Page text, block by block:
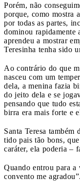
Porém, não
porque, como mostra
por todas as partes,
dominou rapidamente
aprendeu a mostrar
Teresinha tenha sido
Ao contrário do que
nasceu com um
dela, a menina fazia
do jeito dela e se
pensando que tudo
birra era mais forte e
Santa Teresa também
tido pais tão bons,
caráter, ela poderia –
Quando entrou para a
convento me